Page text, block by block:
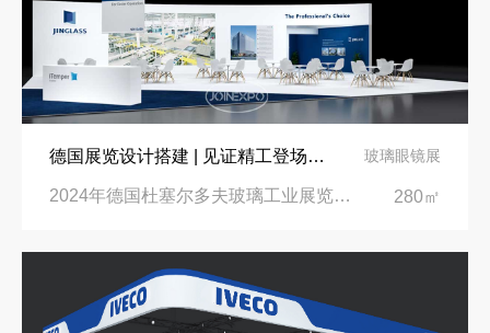
德国展览设计搭建 | 见证精工登场玻璃工业展览会 Glasstec 2024 玻璃眼镜展
2024年德国杜塞尔多夫玻璃工业展览会Glasstec|德国杜塞尔多夫会展中心 280㎡